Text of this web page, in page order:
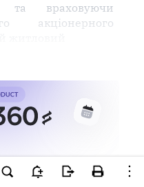
та враховуючи
акціонерного